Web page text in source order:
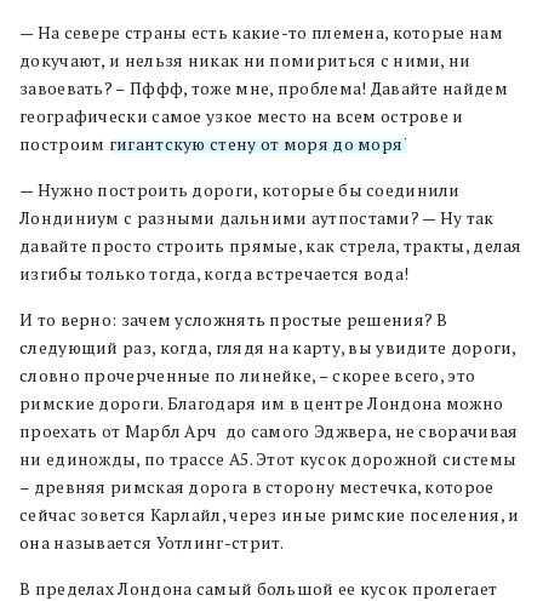
— На севере страны есть какие-то племена, которые нам
докучают, и нельзя никак ни помириться с ними, ни
завоевать? – Пффф, тоже мне, проблема! Давайте найдем
географически самое узкое место на всем острове и
построим гигантскую стену от моря до моря!
— Нужно построить дороги, которые бы соединили
Лондиниум с разными дальними аутпостами? — Ну так
давайте просто строить прямые, как стрела, тракты, делая
изгибы только тогда, когда встречается вода!
И то верно: зачем усложнять простые решения? В
следующий раз, когда, глядя на карту, вы увидите дороги,
словно прочерченные по линейке, – скорее всего, это
римские дороги. Благодаря им в центре Лондона можно
проехать от Марбл Арч до самого Эджвера, не сворачивая
ни единожды, по трассе А5. Этот кусок дорожной системы
– древняя римская дорога в сторону местечка, которое
сейчас зовется Карлайл, через иные римские поселения, и
она называется Уотлинг-стрит.
В пределах Лондона самый большой ее кусок пролегает